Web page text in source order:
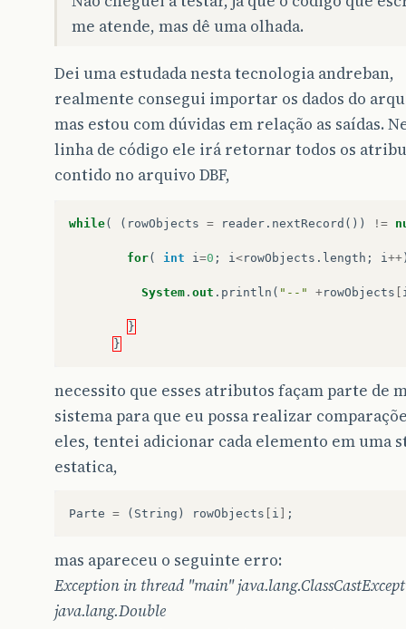
me atende, mas dê uma olhada.
Dei uma estudada nesta tecnologia andreban,
realmente consegui importar os dados do
mas estou com dúvidas em relação as saídas.
linha de código ele irá retornar todos os
contido no arquivo DBF,
while( ( rowObjects = reader . nextRecord ()) !=
for( int i=0 ; i<rowObjects . length ; i++
System . out . println ( "--" +rowObjects
}
}
necessito que esses atributos façam parte de
sistema para que eu possa realizar
eles, tentei adicionar cada elemento em uma
estatica,
Parte = ( String ) rowObjects i ;
mas apareceu o seguinte erro:
Exception in thread "main"
java.lang.Double